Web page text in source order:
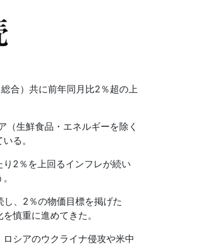
合）共に前年同月比2 ％超の上
生鮮食品・エネルギーを除く
る。
2 ％を上回るインフレが続い
、 2 ％の物価目標を掲げた
慎重に進めてきた。
シアのウクライナ侵攻や米中